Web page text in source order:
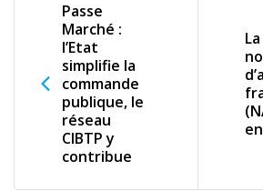
Passe
Marché :
l’Etat
simplifie la
commande
publique, le
réseau
CIBTP y
contribue
La